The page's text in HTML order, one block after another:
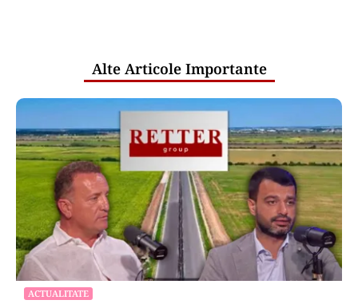
Alte Articole Importante
ACTUALITATE